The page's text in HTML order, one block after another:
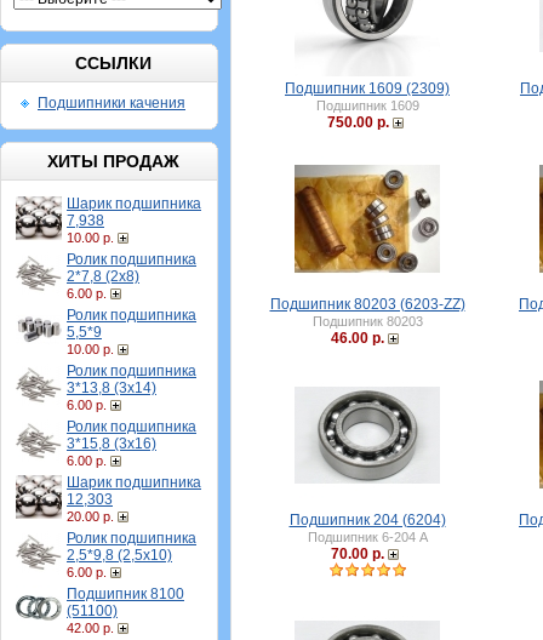
ССЫЛКИ
Подшипники качения
ХИТЫ ПРОДАЖ
Шарик подшипника
7,938
10.00 р.
Ролик подшипника
2*7,8 (2х8)
6.00 р.
Ролик подшипника
5,5*9
10.00 р.
Ролик подшипника
3*13,8 (3х14)
6.00 р.
Ролик подшипника
3*15,8 (3х16)
6.00 р.
Шарик подшипника
12,303
20.00 р.
Ролик подшипника
2,5*9,8 (2,5х10)
6.00 р.
Подшипник 8100
(51100)
42.00 р.
Подшипник 1609 (2309)
Подшипник 1609
750.00 р.
Подшипник 80203 (6203-ZZ)
Подшипник 80203
46.00 р.
Подшипник 204 (6204)
Подшипник 6-204 А
70.00 р.